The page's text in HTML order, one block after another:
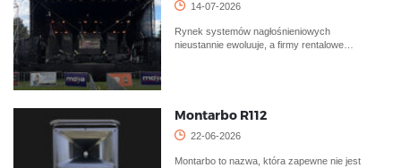
14-07-2026
Rynek systemów nagłośnieniowych
nieustannie ewoluuje, a firmy rentalowe…
Montarbo R112
22-06-2026
Montarbo to nazwa, która zapewne nie jest